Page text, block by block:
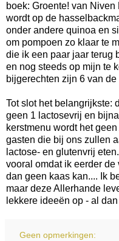
boek: Groente! van
wordt op de
onder andere quinoa en
om pompoen zo klaar te
die ik een paar jaar terug
en nog steeds op mijn te
bijgerechten zijn 6 van de
Tot slot het belangrijkste:
geen 1 lactosevrij en
kerstmenu wordt het
gasten die bij ons zullen
lactose- en glutenvrij
vooral omdat ik eerder
dan geen kaas kan.... Ik
maar deze Allerhande
lekkere ideeën op - al
Geen opmerkingen: